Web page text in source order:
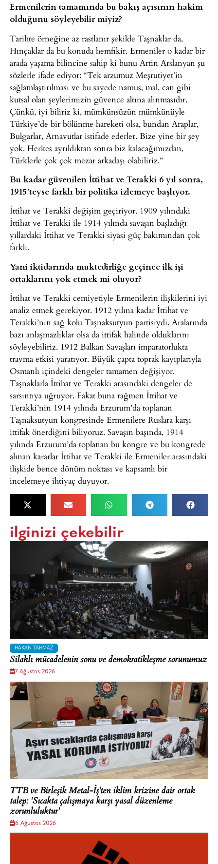
Ermenilerin tamamında bu bakış açısının hakim
olduğunu söyleyebilir miyiz?
Tarihte örneğine az rastlanır şekilde Taşnaklar da,
Hınçaklar da bu konuda hemfikir. Ermeniler o kadar bir
arada yaşama bilincine sahip ki bunu Artin Arslanyan şu
sözlerle ifade ediyor: “Tek arzumuz Meşrutiyet’in
sağlamlaştırılması ve bu sayede namus, mal, can gibi
kutsal olan şeylerimizin güvence altına alınmasıdır.
Çünkü, iyi biliriz ki, mümkünsüzün mümkünüyle
Türkiye’de bir bölünme hareketi olsa, bundan Araplar,
Bulgarlar, Arnavutlar istifade ederler. Bize yine bir şey
yok. Herkes ayrıldıktan sonra biz kalacağımızdan,
Türklerle çok çok mezar arkadaşı olabiliriz.”
Bu kadar güvenilen İttihat ve Terakki 6 yıl sonra,
1915’teyse farklı bir politika izlemeye başlıyor.
İttihat ve Terakki değişim geçiriyor. 1909 yılındaki
İttihat ve Terakki ile 1914 yılında savaşın başladığı
yıllardaki İttihat ve Terakki siyasi güç bakımından çok
farklı.
Yani iktidarında muktedirliğe geçince ilk işi
ortaklarını yok etmek mi oluyor?
İttihat ve Terakki cemiyetiyle Ermenilerin ilişkilerini iyi
analiz etmek gerekiyor. 1912 yılına kadar İttihat ve
Terakki’nin sağ kolu Taşnaksutyun partisiydi. Aralarında
bazı anlaşmazlıklar olsa da ittifak halinde olduklarını
söyleyebiliriz. 1912 Balkan Savaşları imparatorlukta
travma etkisi yaratıyor. Büyük çapta toprak kayıplarıyla
Osmanlı içindeki dengeler tamamen değişiyor.
Taşnaklarla İttihat ve Terakki arasındaki dengeler de
sarsıntıya uğruyor. Fakat buna rağmen İttihat ve
Terakki’nin 1914 yılında Erzurum’da toplanan
Taşnaksutyun kongresinde Ermenilere Ruslara karşı
ittifak önerdiğini biliyoruz. Savaşın başında, 1914
yılında Erzurum’da toplanan bu kongre ve bu kongrede
alınan kararlar İttihat ve Terakki ile Ermeniler arasındaki
ilişkide bence dönüm noktası ve kapsamlı bir
incelemeye ihtiyaç duyuyor.
ilginizi çekebilir
HAKAN TAHMAZ
Silahlı mücadelenin sonu ve demokratikleşme sorunumuz
7 Ağustos 2026
TTB ve Birleşik Metal-İş'ten iklim krizine dair ortak
talep: 'Sıcakta çalışmaya karşı yasal düzenleme
zorunluluktur'
6 Ağustos 2026